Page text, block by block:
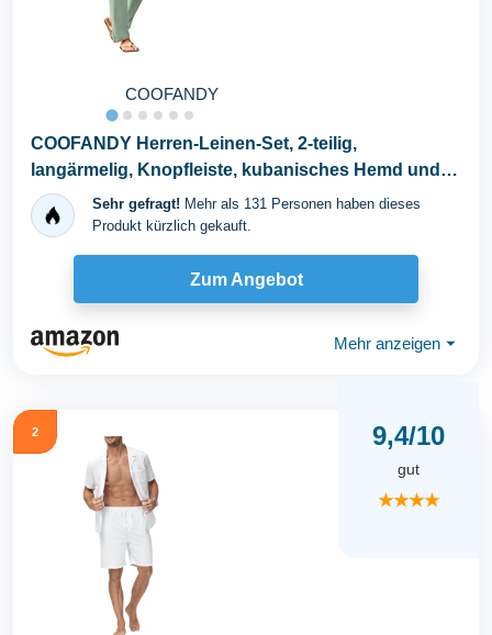
COOFANDY
COOFANDY Herren-Leinen-Set, 2-teilig,
langärmelig, Knopfleiste, kubanisches Hemd und
Hose, Set für...
Sehr gefragt! Mehr als 131 Personen haben dieses
Produkt kürzlich gekauft.
Zum Angebot
Mehr anzeigen ⏷
2 9,4/10
gut
★★★★